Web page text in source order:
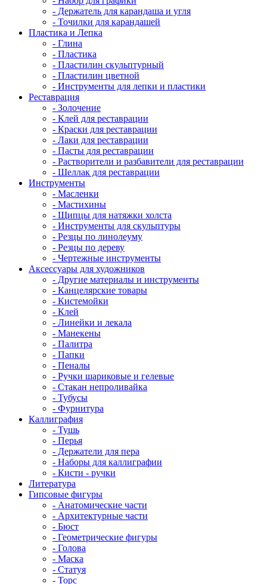
- Держатель для карандаша и угля
- Точилки для карандашей
Пластика и Лепка
- Глина
- Пластика
- Пластилин скульптурный
- Пластилин цветной
- Инструменты для лепки и пластики
Реставрация
- Золочение
- Клей для реставрации
- Краски для реставрации
- Лаки для реставрации
- Пасты для реставрации
- Растворители и разбавители для реставрации
- Шеллак для реставрации
Инструменты
- Масленки
- Мастихины
- Щипцы для натяжки холста
- Инструменты для скульптуры
- Резцы по линолеуму
- Резцы по дереву
- Чертежные инструменты
Аксессуары для художников
- Другие материалы и инструменты
- Канцелярские товары
- Кистемойки
- Клей
- Линейки и лекала
- Манекены
- Палитра
- Папки
- Пеналы
- Ручки шариковые и гелевые
- Стакан непроливайка
- Тубусы
- Фурнитура
Каллиграфия
- Тушь
- Перья
- Держатели для пера
- Наборы для каллиграфии
- Кисти - ручки
Литература
Гипсовые фигуры
- Анатомические части
- Архитектурные части
- Бюст
- Геометрические фигуры
- Голова
- Маска
- Статуя
- Торс